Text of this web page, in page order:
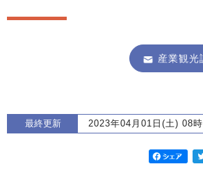
産業観光
最終更新 2023年04月01日(土) 08